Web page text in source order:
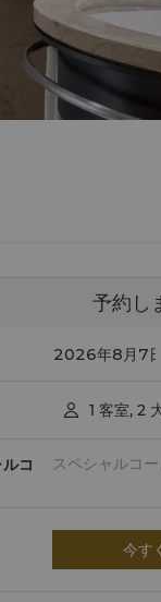
予約し
 1 客室, 2
コ
今す